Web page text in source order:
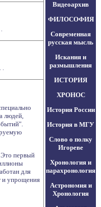
людей,
Это первый
для
и упрощения
Видеоархив
ФИЛОСОФИЯ
Современная
русская мысль
Искания и
размышления
ИСТОРИЯ
ХРОНОС
История России
История в МГУ
Слово о полку
Игореве
Хронология и
парахронология
Астрономия и
Хронология